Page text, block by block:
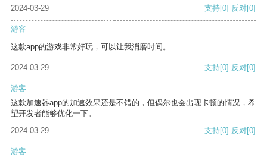
2024-03-29
支持[0] 反对[0]
游客
这款app的游戏非常好玩，可以让我消磨时间。
2024-03-29 支持[0] 反对[0]
游客
这款加速器app的加速效果还是不错的，但偶尔也会出现卡顿的情况，希
望开发者能够优化一下。
2024-03-29
支持[0] 反对[0]
游客